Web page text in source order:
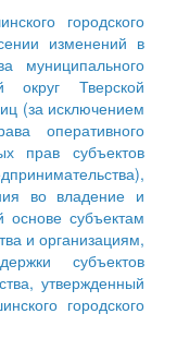
городского
изменений в
муниципального
округ Тверской
(за исключением
оперативного
прав субъектов
во владение и
основе субъектам
и организациям,
субъектов
утвержденный
городского